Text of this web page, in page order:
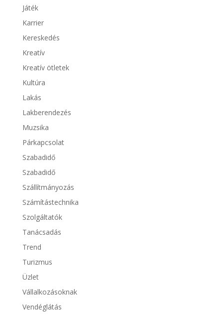
Játék
Karrier
Kereskedés
Kreatív
Kreatív ötletek
Kultúra
Lakás
Lakberendezés
Muzsika
Párkapcsolat
Szabadidő
Szabadidő
Szállítmányozás
Számítástechnika
Szolgáltatók
Tanácsadás
Trend
Turizmus
Üzlet
Vállalkozásoknak
Vendéglátás